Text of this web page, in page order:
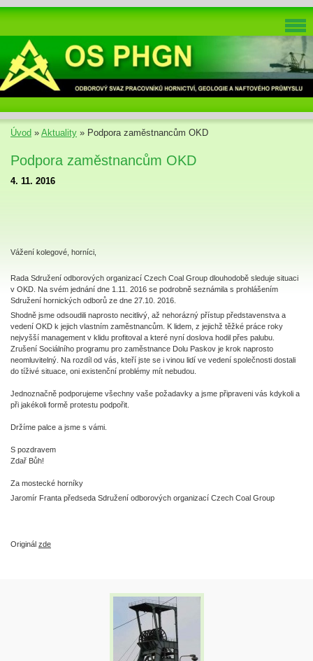
Úvod » Aktuality » Podpora zaměstnancům OKD
Podpora zaměstnancům OKD
4. 11. 2016
Vážení kolegové, horníci,
Rada Sdružení odborových organizací Czech Coal Group dlouhodobě sleduje situaci
v OKD. Na svém jednání dne 1.11. 2016 se podrobně seznámila s prohlášením
Sdružení hornických odborů ze dne 27.10. 2016.
Shodně jsme odsoudili naprosto necitlivý, až nehorázný přístup představenstva a
vedení OKD k jejich vlastním zaměstnancům. K lidem, z jejichž těžké práce roky
nejvyšší management v klidu profitoval a které nyní doslova hodil přes palubu.
Zrušení Sociálního programu pro zaměstnance Dolu Paskov je krok naprosto
neomluvitelný. Na rozdíl od vás, kteří jste se i vinou lidí ve vedení společnosti dostali
do tíživé situace, oni existenční problémy mít nebudou.
Jednoznačně podporujeme všechny vaše požadavky a jsme připraveni vás kdykoli a
při jakékoli formě protestu podpořit.
Držíme palce a jsme s vámi.
S pozdravem
Zdař Bůh!
Za mostecké horníky
Jaromír Franta předseda Sdružení odborových organizací Czech Coal Group
Originál zde